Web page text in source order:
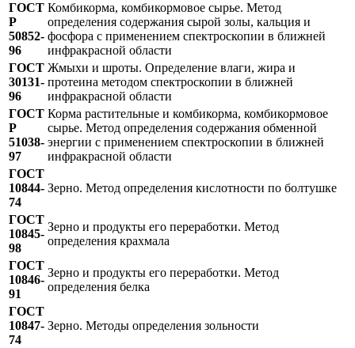
ГОСТ
Р
50852-
96
Комбикорма, комбикормовое сырье. Метод
определения содержания сырой золы, кальция и
фосфора с применением спектроскопии в ближней
инфракрасной области
ГОСТ
30131-
96
Жмыхи и шроты. Определение влаги, жира и
протеина методом спектроскопии в ближней
инфракрасной области
ГОСТ
Р
51038-
97
Корма растительные и комбикорма, комбикормовое
сырье. Метод определения содержания обменной
энергии с применением спектроскопии в ближней
инфракрасной области
ГОСТ
10844-
74
Зерно. Метод определения кислотности по болтушке
ГОСТ
10845-
98
Зерно и продукты его переработки. Метод
определения крахмала
ГОСТ
10846-
91
Зерно и продукты его переработки. Метод
определения белка
ГОСТ
10847-
74
Зерно. Методы определения зольности